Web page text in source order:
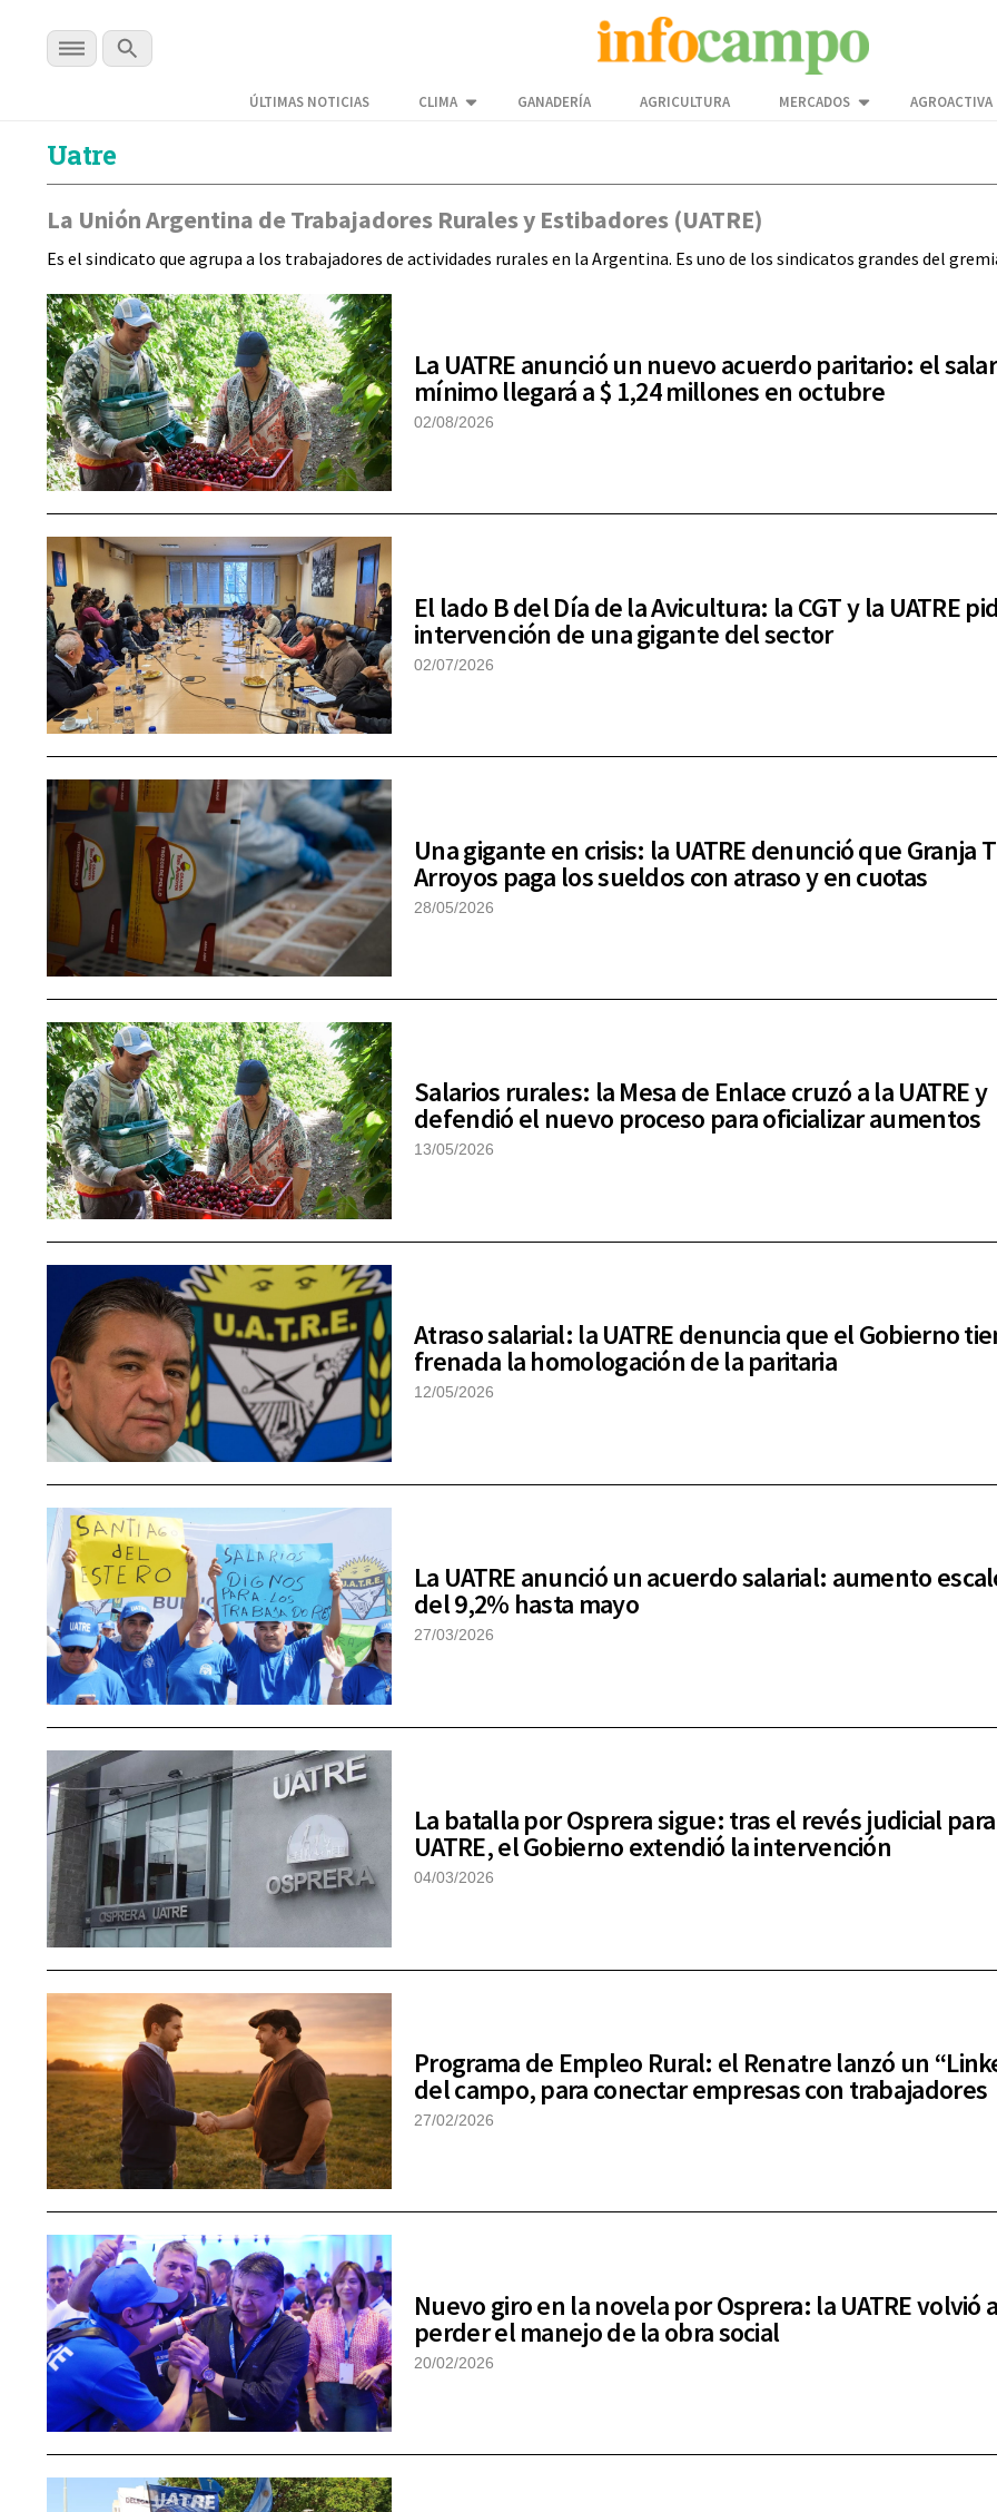
ÚLTIMAS NOTICIAS CLIMA GANADERÍA AGRICULTURA MERCADOS AGROACTIVA
Uatre
La Unión Argentina de Trabajadores Rurales y Estibadores (UATRE)
Es el sindicato que agrupa a los trabajadores de actividades rurales en la Argentina. Es uno de los sindicatos grandes del
La UATRE anunció un nuevo acuerdo paritario: el
mínimo llegará a $ 1,24 millones en octubre
02/08/2026
El lado B del Día de la Avicultura: la CGT y la UATRE
intervención de una gigante del sector
02/07/2026
Una gigante en crisis: la UATRE denunció que Granja
Arroyos paga los sueldos con atraso y en cuotas
28/05/2026
Salarios rurales: la Mesa de Enlace cruzó a la UATRE y
defendió el nuevo proceso para oficializar aumentos
13/05/2026
Atraso salarial: la UATRE denuncia que el Gobierno
frenada la homologación de la paritaria
12/05/2026
La UATRE anunció un acuerdo salarial: aumento
del 9,2% hasta mayo
27/03/2026
La batalla por Osprera sigue: tras el revés judicial
UATRE, el Gobierno extendió la intervención
04/03/2026
Programa de Empleo Rural: el Renatre lanzó un
del campo, para conectar empresas con trabajadores
27/02/2026
Nuevo giro en la novela por Osprera: la UATRE volvió
perder el manejo de la obra social
20/02/2026